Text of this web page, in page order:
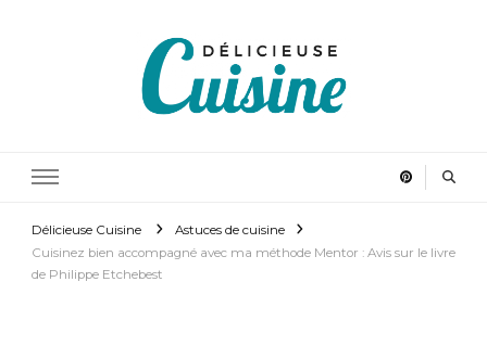
Délicieuse Cuisine
Astuces de cuisine
Cuisinez bien accompagné avec ma méthode Mentor : Avis sur le livre
de Philippe Etchebest